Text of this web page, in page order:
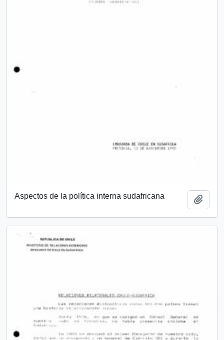
Aspectos de la política interna sudafricana